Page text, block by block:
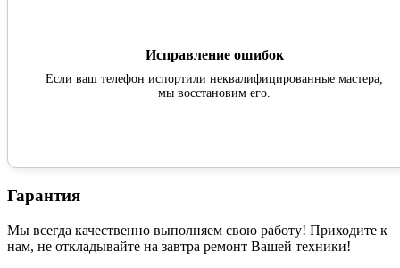
Исправление ошибок
Если ваш телефон испортили неквалифицированные мастера,
мы восстановим его.
Гарантия
Мы всегда качественно выполняем свою работу! Приходите к
нам, не откладывайте на завтра ремонт Вашей техники!